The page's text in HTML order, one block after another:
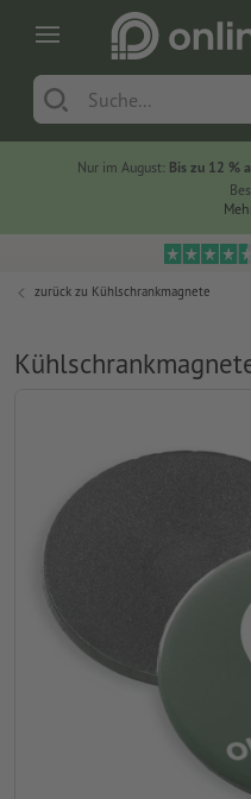
Nur im August: Bis zu 12 %
zurück zu Kühlschrankmagnete